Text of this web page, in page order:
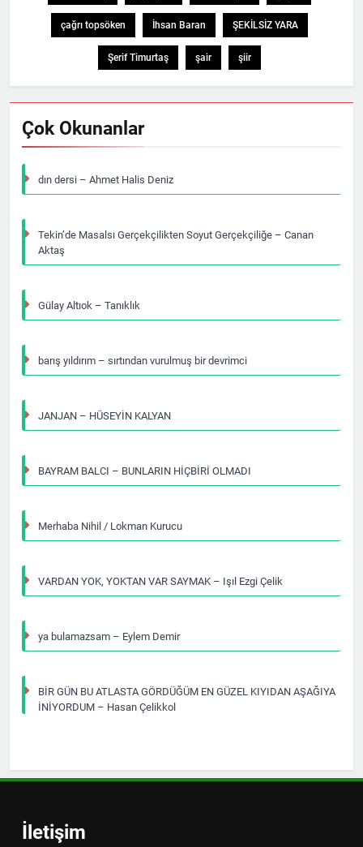
çağrı topsöken İhsan Baran ŞEKİLSİZ YARA
Şerif Timurtaş şair şiir
Çok Okunanlar
dın dersi – Ahmet Halis Deniz
Tekin’de Masalsı Gerçekçilikten Soyut Gerçekçiliğe – Canan
Aktaş
Gülay Altıok – Tanıklık
barış yıldırım – sırtından vurulmuş bir devrimci
JANJAN – HÜSEYİN KALYAN
BAYRAM BALCI – BUNLARIN HİÇBİRİ OLMADI
Merhaba Nihil / Lokman Kurucu
VARDAN YOK, YOKTAN VAR SAYMAK – Işıl Ezgi Çelik
ya bulamazsam – Eylem Demir
BİR GÜN BU ATLASTA GÖRDÜĞÜM EN GÜZEL KIYIDAN AŞAĞIYA
İNİYORDUM – Hasan Çelikkol
İletişim